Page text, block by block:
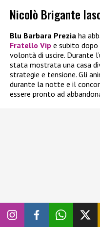
Nicolò Brigante
Blu Barbara Prezia ha
Fratello Vip e subito
volontà di uscire. Durante
stata mostrata una casa
strategie e tensione. Gli
durante la notte e il
essere pronto ad